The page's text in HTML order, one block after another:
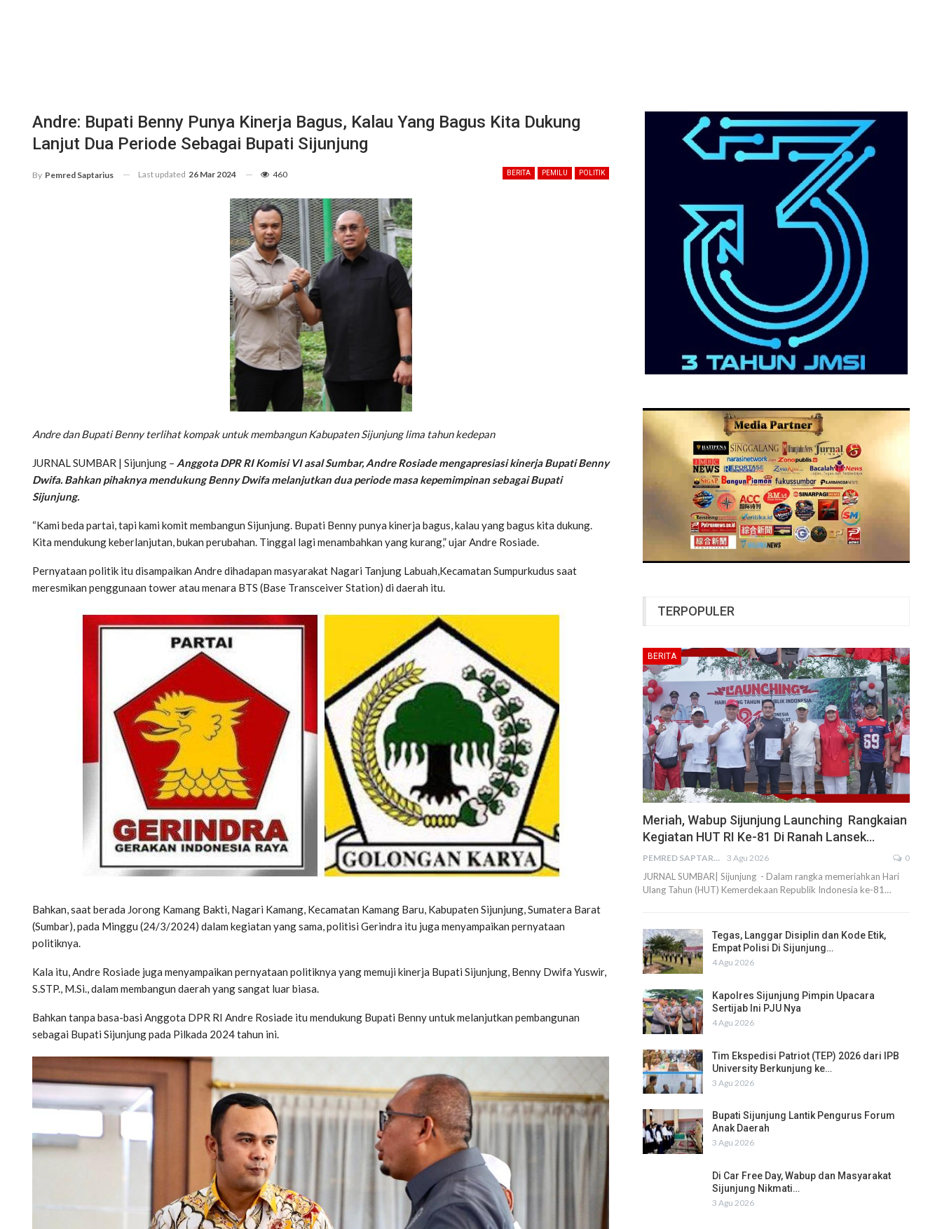
Andre: Bupati Benny Punya Kinerja Bagus, Kalau Yang Bagus Kita Dukung
Lanjut Dua Periode Sebagai Bupati Sijunjung
BERITA PEMILU POLITIK
By Pemred Saptarius Last updated 26 Mar 2024 460
Andre dan Bupati Benny terlihat kompak untuk membangun Kabupaten Sijunjung lima tahun kedepan
JURNAL SUMBAR | Sijunjung – Anggota DPR RI Komisi VI asal Sumbar, Andre Rosiade mengapresiasi kinerja Bupati Benny
Dwifa. Bahkan pihaknya mendukung Benny Dwifa melanjutkan dua periode masa kepemimpinan sebagai Bupati
Sijunjung.
“Kami beda partai, tapi kami komit membangun Sijunjung. Bupati Benny punya kinerja bagus, kalau yang bagus kita dukung.
Kita mendukung keberlanjutan, bukan perubahan. Tinggal lagi menambahkan yang kurang,” ujar Andre Rosiade.
Pernyataan politik itu disampaikan Andre dihadapan masyarakat Nagari Tanjung Labuah,Kecamatan Sumpurkudus saat
meresmikan penggunaan tower atau menara BTS (Base Transceiver Station) di daerah itu.
Bahkan, saat berada Jorong Kamang Bakti, Nagari Kamang, Kecamatan Kamang Baru, Kabupaten Sijunjung, Sumatera Barat
(Sumbar), pada Minggu (24/3/2024) dalam kegiatan yang sama, politisi Gerindra itu juga menyampaikan pernyataan
politiknya.
Kala itu, Andre Rosiade juga menyampaikan pernyataan politiknya yang memuji kinerja Bupati Sijunjung, Benny Dwifa Yuswir,
S.STP., M.Si., dalam membangun daerah yang sangat luar biasa.
Bahkan tanpa basa-basi Anggota DPR RI Andre Rosiade itu mendukung Bupati Benny untuk melanjutkan pembangunan
sebagai Bupati Sijunjung pada Pilkada 2024 tahun ini.
TERPOPULER
BERITA
Meriah, Wabup Sijunjung Launching Rangkaian
Kegiatan HUT RI Ke-81 Di Ranah Lansek…
PEMRED SAPTARIUS 3 Agu 2026 0
JURNAL SUMBAR| Sijunjung - Dalam rangka memeriahkan Hari
Ulang Tahun (HUT) Kemerdekaan Republik Indonesia ke-81…
Tegas, Langgar Disiplin dan Kode Etik,
Empat Polisi Di Sijunjung…
4 Agu 2026
Kapolres Sijunjung Pimpin Upacara
Sertijab Ini PJU Nya
4 Agu 2026
Tim Ekspedisi Patriot (TEP) 2026 dari IPB
University Berkunjung ke…
3 Agu 2026
Bupati Sijunjung Lantik Pengurus Forum
Anak Daerah
3 Agu 2026
Di Car Free Day, Wabup dan Masyarakat
Sijunjung Nikmati…
3 Agu 2026